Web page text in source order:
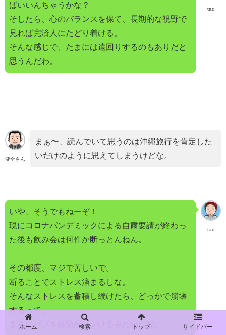
tad
ばいいんちゃうかな？
そしたら、心のバランスを保て、長期的な視野で
見れば完済人にたどり着ける。
そんな感じで、たまには遠回りするのもありだと
思うんだわ。
健全さん
まぁ〜、読んでいて思うのは沖縄旅行を肯定した
いだけのように思えてしまうけどな。
tad
いや、そうでもねーぞ！
現にコロナパンデミックによる自粛要請が終わっ
た後も飲み会は何件か断っとんねん。
その都度、マジで苦しいで。
断ることでストレス溜まるしな。
そんなストレスを蓄積し続けたら、どっかで崩壊
するって。
まさにバブル経済がハジけるみたいにな。
ホーム 検索 トップ サイドバー